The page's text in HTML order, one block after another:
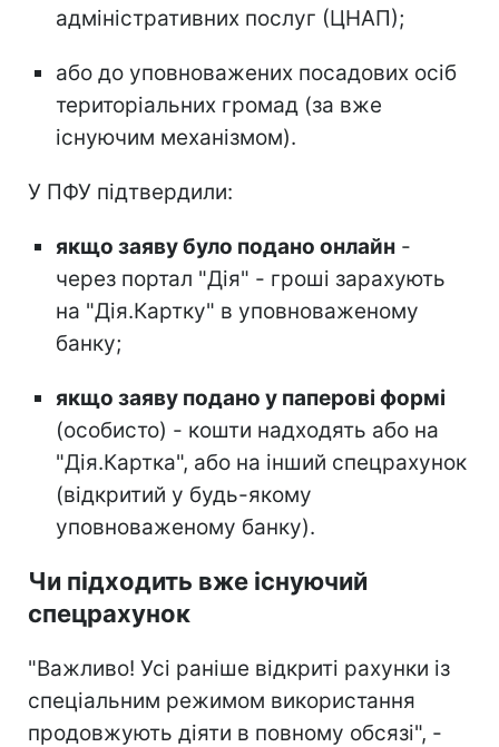
адміністративних послуг (ЦНАП);
або до уповноважених посадових осіб
територіальних громад (за вже
існуючим механізмом).
У ПФУ підтвердили:
якщо заяву було подано онлайн -
через портал "Дія" - гроші зарахують
на "Дія.Картку" в уповноваженому
банку;
якщо заяву подано у паперові формі
(особисто) - кошти надходять або на
"Дія.Картка", або на інший спецрахунок
(відкритий у будь-якому
уповноваженому банку).
Чи підходить вже існуючий
спецрахунок
"Важливо! Усі раніше відкриті рахунки із
спеціальним режимом використання
продовжують діяти в повному обсязі", -